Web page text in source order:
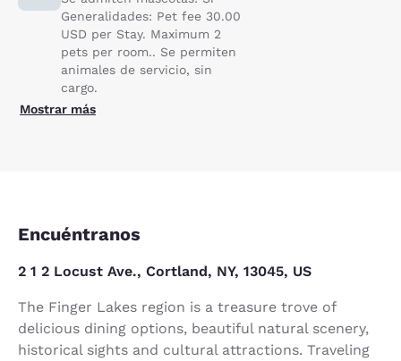
Generalidades: Pet fee 30.00
USD per Stay. Maximum 2
pets per room.. Se permiten
animales de servicio, sin
cargo.
Mostrar más
Encuéntranos
2 1 2 Locust Ave., Cortland, NY, 13045, US
The Finger Lakes region is a treasure trove of
delicious dining options, beautiful natural scenery,
historical sights and cultural attractions. Traveling